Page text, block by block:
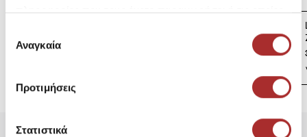
πληροφορίες που τους έχετε παραχωρήσει ή τις οποίες
των υπηρεσιών τους.
συγκατάθεσης
Αναγκαία
Προτιμήσεις
Στατιστικά